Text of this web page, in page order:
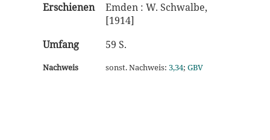
Erschienen
Emden : W. Schwalbe,
[1914]
Umfang
59 S.
Nachweis sonst. Nachweis: 3,34; GBV